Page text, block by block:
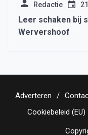
Redactie
Leer schaken bij
Wervershoof
Adverteren
Cookiebeleid (EU)